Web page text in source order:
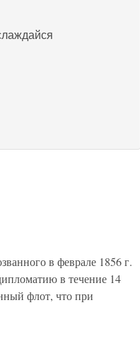
в феврале 1856 г.
в течение 14
флот, что при